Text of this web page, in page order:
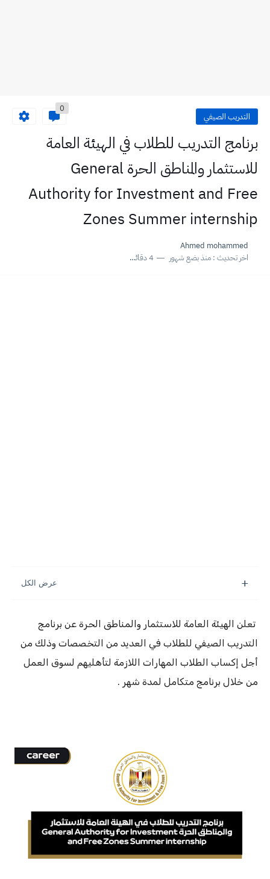
التدريب الصيفي
0
برنامج التدريب للطلاب في الهيئة العامة
للاستثمار والمناطق الحرة General
Authority for Investment and Free
Zones Summer internship
Ahmed mohammed
اخر تحديث :منذ بضع شهور 4 دقائق للقراءة
تعلن الهيئة العامة للاستثمار والمناطق الحرة عن برنامج
التدريب الصيفي للطلاب في العديد من التخصصات وذلك من
أجل إكساب الطلاب المهارات اللازمة لتأهليهم لسوق العمل
من خلال برنامج متكامل لمدة شهر .